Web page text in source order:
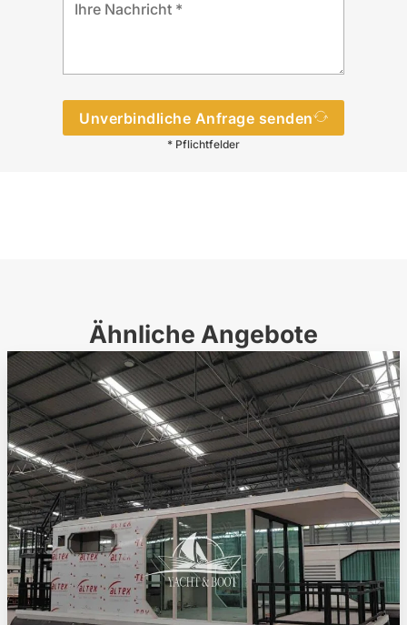
Unverbindliche Anfrage senden
* Pflichtfelder
Ähnliche Angebote